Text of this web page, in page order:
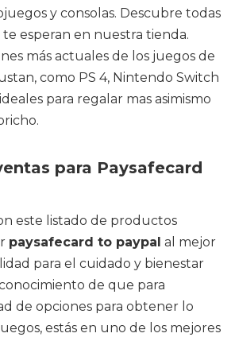
y consolas. Descubre todas
te esperan en nuestra tienda.
más actuales de los juegos de
como PS 4, Nintendo Switch
para regalar mas asimismo
para Paysafecard
este listado de productos
paysafecard to paypal al mejor
para el cuidado y bienestar
de que para
de opciones para obtener lo
estás en uno de los mejores